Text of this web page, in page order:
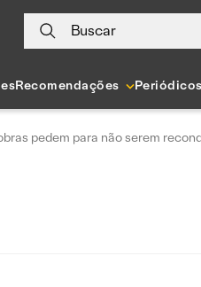
Buscar
Recomendações Periódicos
pedem para não serem